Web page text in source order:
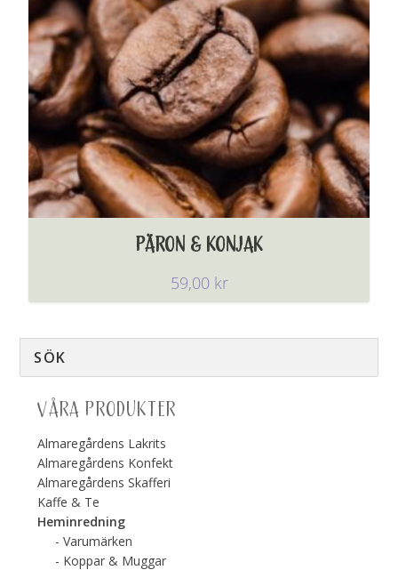
PÄRON & KONJAK
59,00 kr
VÅRA PRODUKTER
Almaregårdens Lakrits
Almaregårdens Konfekt
Almaregårdens Skafferi
Kaffe & Te
Heminredning
Varumärken
Koppar & Muggar